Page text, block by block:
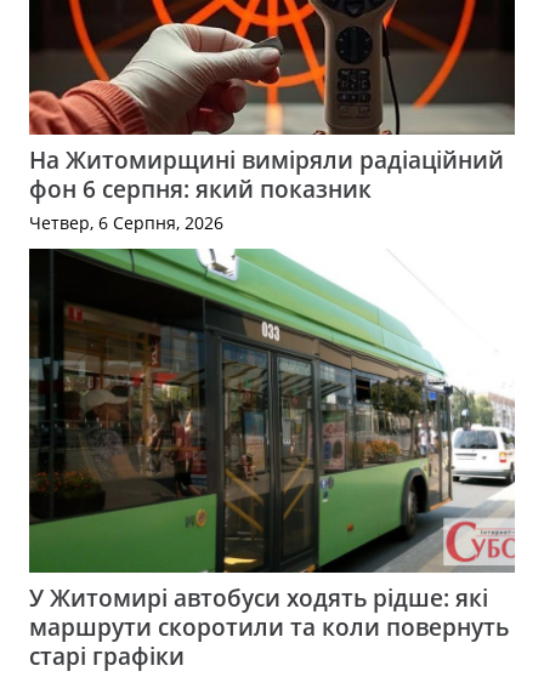
На Житомирщині виміряли радіаційний
фон 6 серпня: який показник
Четвер, 6 Серпня, 2026
У Житомирі автобуси ходять рідше: які
маршрути скоротили та коли повернуть
старі графіки